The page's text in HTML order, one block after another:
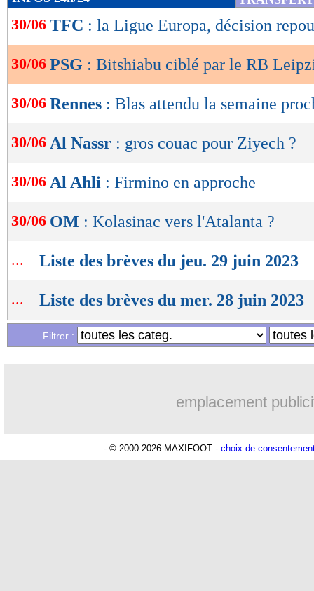
de
lecture
OK
30/06 TFC : la Ligue Europa, décision
30/06 PSG : Bitshiabu ciblé par le RB
30/06 Rennes : Blas attendu la semaine
30/06 Al Nassr : gros couac pour Ziyech ?
30/06 Al Ahli : Firmino en approche
30/06 OM : Kolasinac vers l'Atalanta ?
... Liste des brèves du jeu. 29 juin 2023
... Liste des brèves du mer. 28 juin 2023
Filtrer :
emplacement
- © 2000-2026 MAXIFOOT - choix de